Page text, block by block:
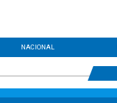
NACIONAL